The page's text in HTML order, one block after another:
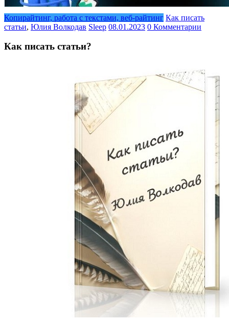
Копирайтинг, работа с текстами, веб-райтинг Как писать
статьи, Юлия Волкодав Sleep 08.01.2023 0 Комментарии
Как писать статьи?